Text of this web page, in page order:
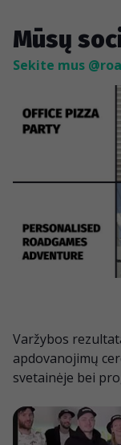
Mūsų
Sekite mus
Varžybos
apdovanojimų
svetainėje bei